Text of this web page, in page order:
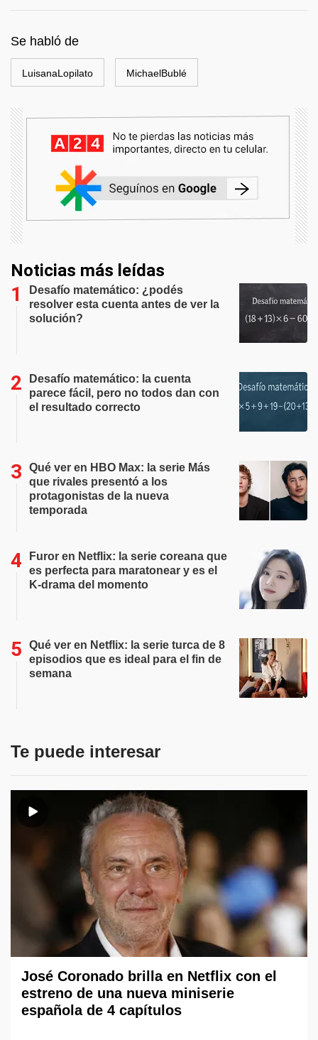
Se habló de
LuisanaLopilato MichaelBublé
Noticias más leídas
Desafío matemático: ¿podés
resolver esta cuenta antes de ver la
solución?
Desafío matemático: la cuenta
parece fácil, pero no todos dan con
el resultado correcto
Qué ver en HBO Max: la serie Más
que rivales presentó a los
protagonistas de la nueva
temporada
Furor en Netflix: la serie coreana que
es perfecta para maratonear y es el
K-drama del momento
Qué ver en Netflix: la serie turca de 8
episodios que es ideal para el fin de
semana
Te puede interesar
José Coronado brilla en Netflix con el
estreno de una nueva miniserie
española de 4 capítulos